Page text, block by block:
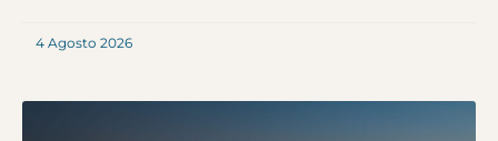
4 Agosto 2026